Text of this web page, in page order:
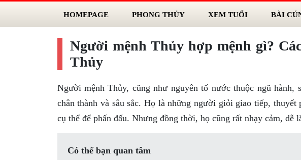
HOMEPAGE PHONG THỦY XEM TUỔI BÀI
Người mệnh Thủy hợp mệnh gì?
Thủy
Người mệnh Thủy, cũng như nguyên tố nước thuộc ngũ hành,
chân thành và sâu sắc. Họ là những người giỏi giao tiếp,
cụ thể để phấn đấu. Nhưng đồng thời, họ cũng rất nhạy cảm, dễ
Có thể bạn quan tâm